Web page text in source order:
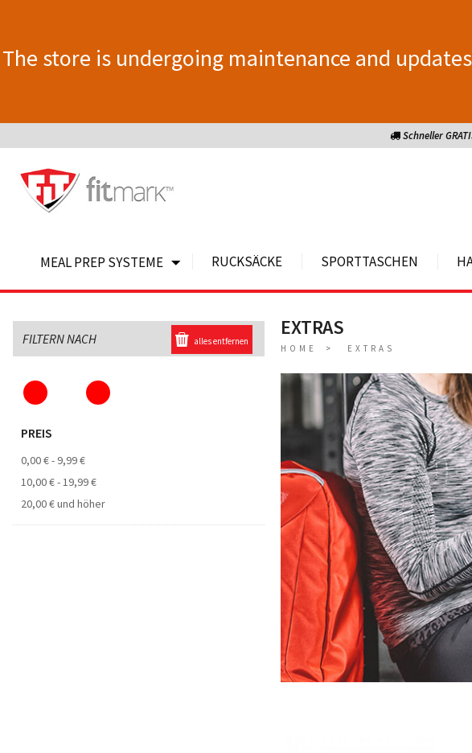
The store is undergoing maintenance and
Schneller
MEAL PREP SYSTEME RUCKSÄCKE SPORTTASCHEN
EXTRAS
HOME EXTRAS
FILTERN NACH alles entfernen
PREIS
0,00 €- 9,99 €
10,00 €-19,99 €
20,00 €und höher